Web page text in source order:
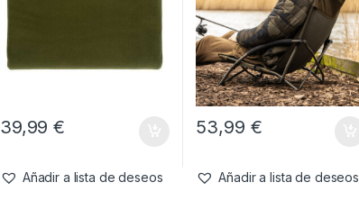
39,99€
Añadir a lista de deseos
53,99 €
Añadir a lista de deseos